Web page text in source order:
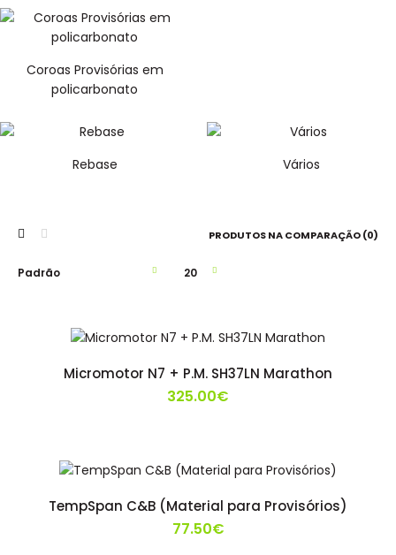
Coroas Provisórias em
policarbonato
Rebase Vários
PRODUTOS NA COMPARAÇÃO (0)
..
Micromotor N7 + P.M. SH37LN Marathon
325.00€
TempSpan C&B (Material para Provisórios)
77.50€